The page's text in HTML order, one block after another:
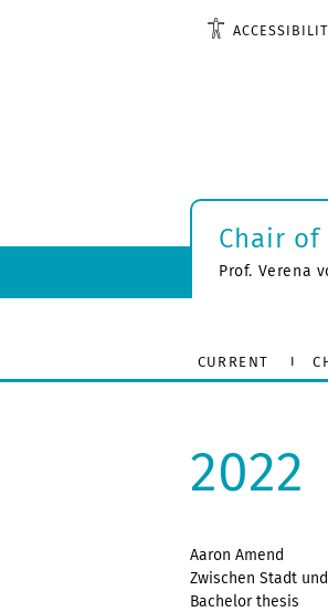
Chair of
Prof. Verena
CURRENT
2022
Aaron Amend
Zwischen Stadt
Bachelor thesis